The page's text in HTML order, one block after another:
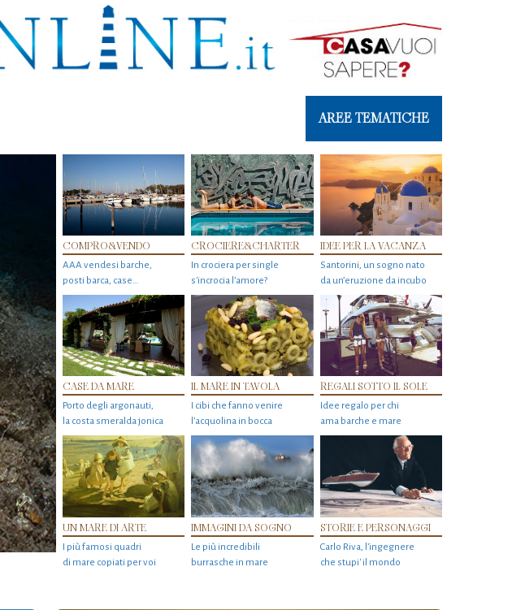
AREE TEMATICHE
COMPRO&VENDO
AAA vendesi barche,
posti barca, case…
CROCIERE&CHARTER
In crociera per single
s'incrocia l’amore?
IDEE PER LA VACANZA
Santorini, un sogno nato
da un’eruzione da incubo
CASE DA MARE
Porto degli argonauti,
la costa smeralda jonica
IL MARE IN TAVOLA
I cibi che fanno venire
l’acquolina in bocca
REGALI SOTTO IL SOLE
Idee regalo per chi
ama barche e mare
UN MARE DI ARTE
I più famosi quadri
di mare copiati per voi
IMMAGINI DA SOGNO
Le più incredibili
burrasche in mare
STORIE E PERSONAGGI
Carlo Riva, l’ingegnere
che stupi' il mondo